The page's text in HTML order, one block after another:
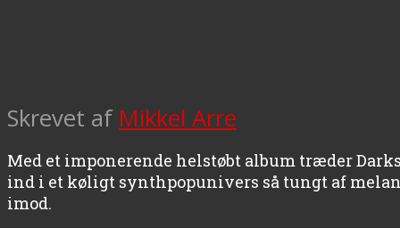
Skrevet af Mikkel Arre
Med et imponerende helstøbt album træder
ind i et køligt synthpopunivers så tungt af
imod.